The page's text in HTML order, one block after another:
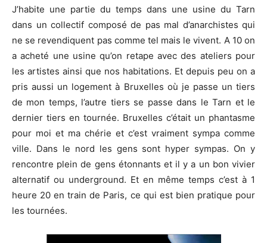
J’habite une partie du temps dans une usine du Tarn
dans un collectif composé de pas mal d’anarchistes qui
ne se revendiquent pas comme tel mais le vivent. A 10 on
a acheté une usine qu’on retape avec des ateliers pour
les artistes ainsi que nos habitations. Et depuis peu on a
pris aussi un logement à Bruxelles où je passe un tiers
de mon temps, l’autre tiers se passe dans le Tarn et le
dernier tiers en tournée. Bruxelles c’était un phantasme
pour moi et ma chérie et c’est vraiment sympa comme
ville. Dans le nord les gens sont hyper sympas. On y
rencontre plein de gens étonnants et il y a un bon vivier
alternatif ou underground. Et en même temps c’est à 1
heure 20 en train de Paris, ce qui est bien pratique pour
les tournées.